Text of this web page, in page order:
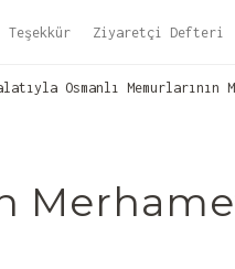
Teşekkür Ziyaretçi Defteri
Osmanlı Memurlarının